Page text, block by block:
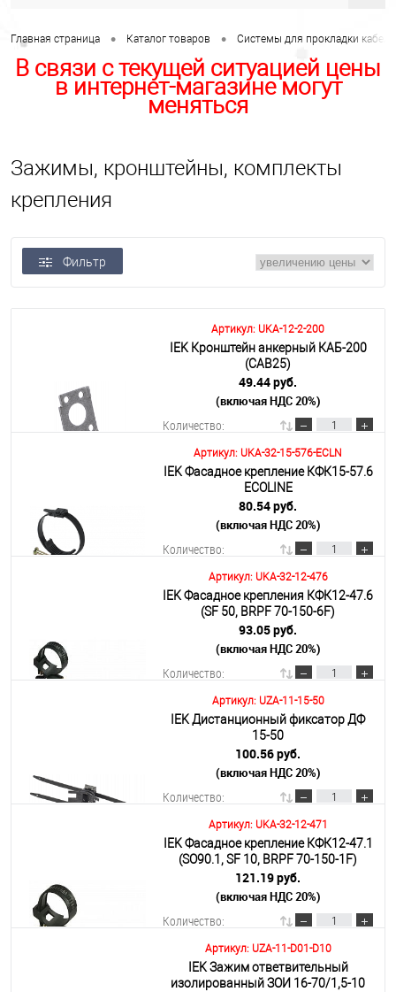
Главная страница • Каталог товаров • Системы для прокладки кабеля
В связи с текущей ситуацией цены
в интернет-магазине могут
меняться
Зажимы, кронштейны, комплекты
крепления
Фильтр
Артикул: UKA-12-2-200
IEK Кронштейн анкерный КАБ-200
(CAB25)
49.44 руб.
(включая НДС 20%)
Количество:
В корзину
Подробнее
Артикул: UKA-32-15-576-ECLN
IEK Фасадное крепление КФК15-57.6
ECOLINE
80.54 руб.
(включая НДС 20%)
Количество:
В корзину
Подробнее
Артикул: UKA-32-12-476
IEK Фасадное крепления КФК12-47.6
(SF 50, BRPF 70-150-6F)
93.05 руб.
(включая НДС 20%)
Количество:
В корзину
Подробнее
Артикул: UZA-11-15-50
IEK Дистанционный фиксатор ДФ
15-50
100.56 руб.
(включая НДС 20%)
Количество:
В корзину
Подробнее
Артикул: UKA-32-12-471
IEK Фасадное крепление КФК12-47.1
(SO90.1, SF 10, BRPF 70-150-1F)
121.19 руб.
(включая НДС 20%)
Количество:
В корзину
Артикул: UZA-11-D01-D10
IEK Зажим ответвительный
изолированный ЗОИ 16-70/1,5-10